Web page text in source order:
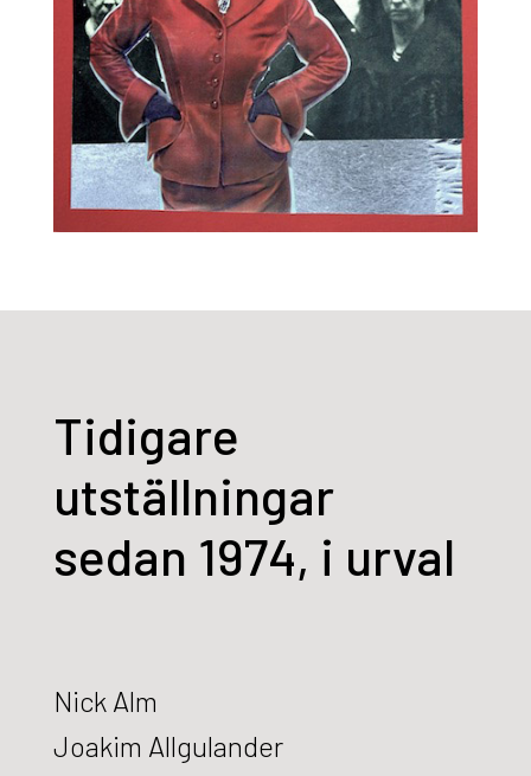
Tidigare
utställningar
sedan 1974, i urval
Nick Alm
Joakim Allgulander